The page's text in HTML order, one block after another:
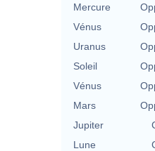
Mercure
Vénus
Uranus
Soleil
Vénus
Mars
Jupiter
Lune